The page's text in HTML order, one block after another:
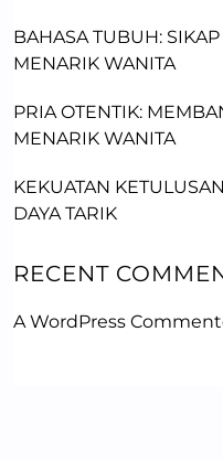
BAHASA TUBUH:
MENARIK WANITA
PRIA OTENTIK:
MENARIK WANITA
KEKUATAN
DAYA TARIK
RECENT
A WordPress